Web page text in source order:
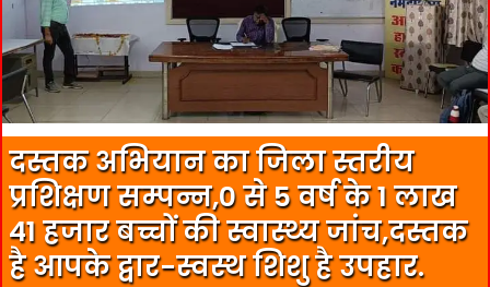
दस्तक अभियान का जिला स्तरीय
प्रशिक्षण सम्पन्न,0 से 5 वर्ष के 1 लाख
41 हजार बच्चों की स्वास्थ्य जांच,दस्तक
है आपके द्वार-स्वस्थ शिशु है उपहार.